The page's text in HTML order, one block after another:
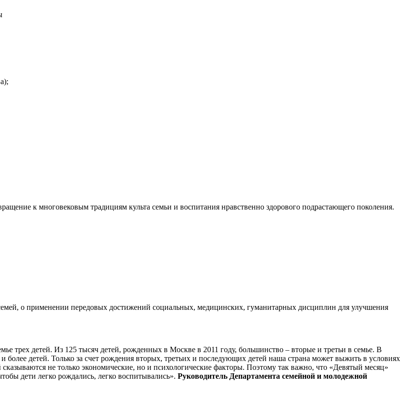
к многовековым традициям культа семьи и воспитания нравственно здорового подрастающего поколения.
о применении передовых достижений социальных, медицинских, гуманитарных дисциплин для улучшения
трех детей. Из 125 тысяч детей, рожденных в Москве в 2011 году, большинство – вторые и третьи в семье. В
более детей. Только за счет рождения вторых, третьих и последующих детей наша страна может выжить в условиях
не только экономические, но и психологические факторы. Поэтому так важно, что «Девятый месяц»
дети легко рождались, легко воспитывались». Руководитель Департамента семейной и молодежной